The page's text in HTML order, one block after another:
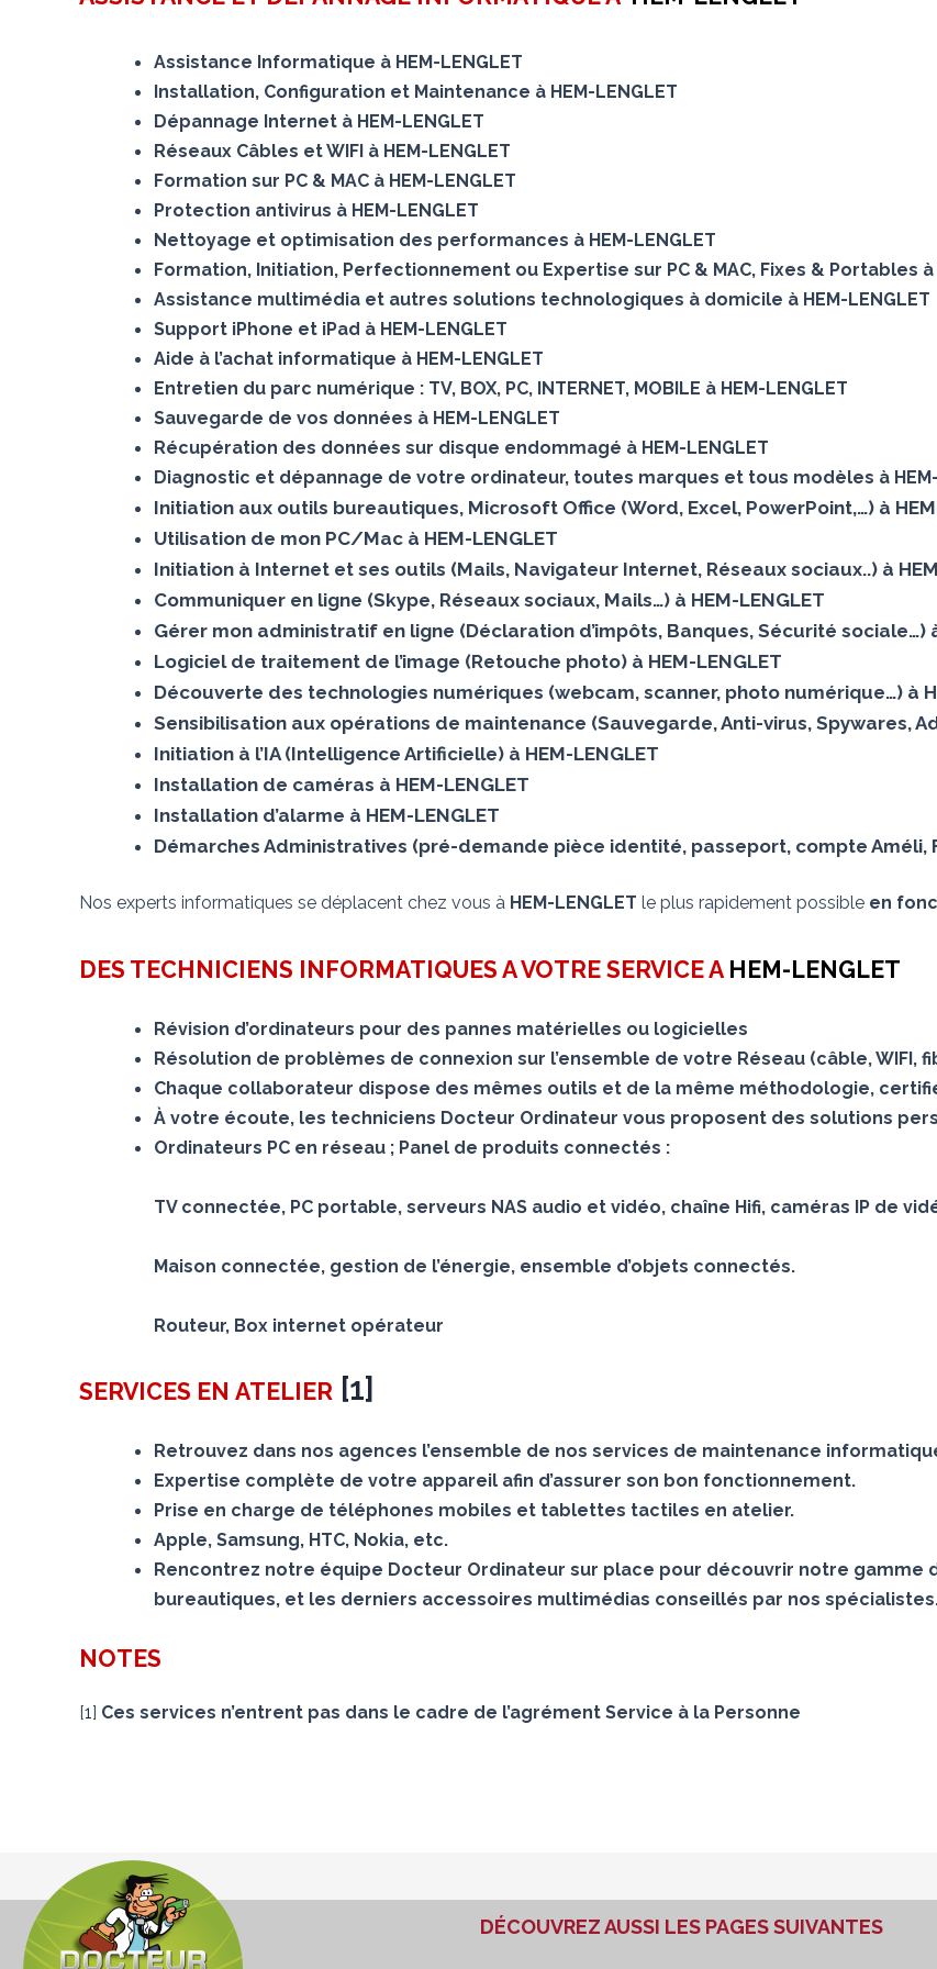
Assistance Informatique à HEM-LENGLET
Installation, Configuration et Maintenance à HEM-LENGLET
Dépannage Internet à HEM-LENGLET
Réseaux Câbles et WIFI à HEM-LENGLET
Formation sur PC & MAC à HEM-LENGLET
Protection antivirus à HEM-LENGLET
Nettoyage et optimisation des performances à HEM-LENGLET
Formation, Initiation, Perfectionnement ou Expertise sur PC & MAC, Fixes & Portables à
Assistance multimédia et autres solutions technologiques à domicile à HEM-LENGLET
Support iPhone et iPad à HEM-LENGLET
Aide à l’achat informatique à HEM-LENGLET
Entretien du parc numérique : TV, BOX, PC, INTERNET, MOBILE à HEM-LENGLET
Sauvegarde de vos données à HEM-LENGLET
Récupération des données sur disque endommagé à HEM-LENGLET
Diagnostic et dépannage de votre ordinateur, toutes marques et tous modèles à HEM-
Initiation aux outils bureautiques, Microsoft Office (Word, Excel, PowerPoint,…) à
Utilisation de mon PC/Mac à HEM-LENGLET
Initiation à Internet et ses outils (Mails, Navigateur Internet, Réseaux sociaux..) à
Communiquer en ligne (Skype, Réseaux sociaux, Mails…) à HEM-LENGLET
Gérer mon administratif en ligne (Déclaration d’impôts, Banques, Sécurité sociale…) à
Logiciel de traitement de l’image (Retouche photo) à HEM-LENGLET
Découverte des technologies numériques (webcam, scanner, photo numérique…) à
Sensibilisation aux opérations de maintenance (Sauvegarde, Anti-virus, Spywares,
Initiation à l’IA (Intelligence Artificielle) à HEM-LENGLET
Installation de caméras à HEM-LENGLET
Installation d’alarme à HEM-LENGLET
Démarches Administratives (pré-demande pièce identité, passeport, compte Améli,
Nos experts informatiques se déplacent chez vous à HEM-LENGLET le plus rapidement possible en
DES TECHNICIENS INFORMATIQUES A VOTRE SERVICE A HEM-LENGLET
Révision d’ordinateurs pour des pannes matérielles ou logicielles
Résolution de problèmes de connexion sur l’ensemble de votre Réseau (câble, WIFI,
Chaque collaborateur dispose des mêmes outils et de la même méthodologie,
À votre écoute, les techniciens Docteur Ordinateur vous proposent des solutions
Ordinateurs PC en réseau ; Panel de produits connectés :
TV connectée, PC portable, serveurs NAS audio et vidéo, chaîne Hifi, caméras IP de
Maison connectée, gestion de l’énergie, ensemble d’objets connectés.
Routeur, Box internet opérateur
SERVICES EN ATELIER [1]
Retrouvez dans nos agences l’ensemble de nos services de maintenance
Expertise complète de votre appareil afin d’assurer son bon fonctionnement.
Prise en charge de téléphones mobiles et tablettes tactiles en atelier.
Apple, Samsung, HTC, Nokia, etc.
Rencontrez notre équipe Docteur Ordinateur sur place pour découvrir notre gamme
bureautiques, et les derniers accessoires multimédias conseillés par nos
NOTES
[1] Ces services n’entrent pas dans le cadre de l’agrément Service à la Personne
DÉCOUVREZ AUSSI LES PAGES SUIVANTES